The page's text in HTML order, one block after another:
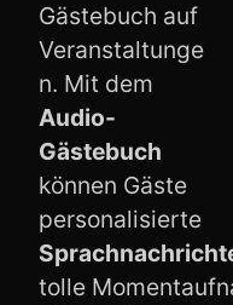
Gästebuch auf
Veranstaltunge
n. Mit dem
Audio-
Gästebuch
können Gäste
personalisierte
tolle